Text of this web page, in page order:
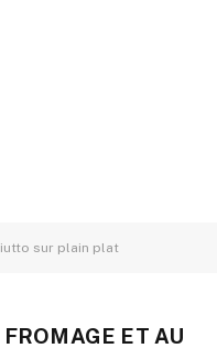
sur plain plat
ET AU